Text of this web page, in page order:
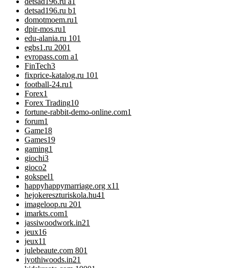
detsad196.ru b1
domotmoem.ru1
dpir-mos.ru1
edu-alania.ru 101
egbs1.ru 2001
evropass.com a1
FinTech3
fixprice-katalog.ru 101
football-24.ru1
Forex1
Forex Trading10
fortune-rabbit-demo-online.com1
forum1
Game18
Games19
gaming1
giochi3
gioco2
gokspel1
happyhappymarriage.org x11
hejokereszturiskola.hu41
imageloop.ru 201
imarkts.com1
jassiwoodwork.in21
jeux16
jeux11
julebeaute.com 801
jyothiwoods.in21